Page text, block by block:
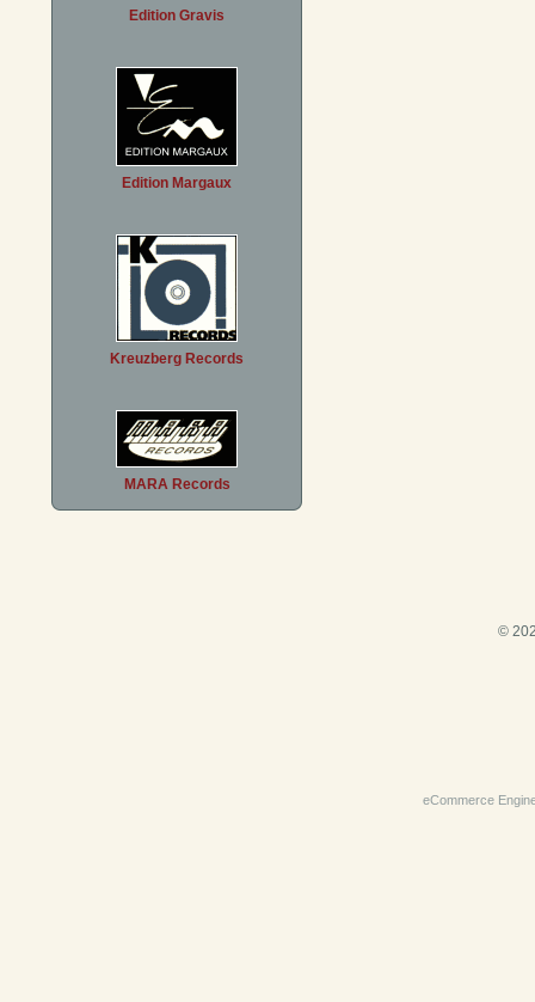
Edition Gravis
Edition Margaux
Kreuzberg Records
MARA Records
©
eCommerce